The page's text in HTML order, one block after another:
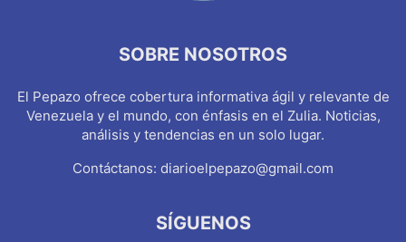
SOBRE NOSOTROS
El Pepazo ofrece cobertura informativa ágil y relevante de
Venezuela y el mundo, con énfasis en el Zulia. Noticias,
análisis y tendencias en un solo lugar.
Contáctanos: diarioelpepazo@gmail.com
SÍGUENOS